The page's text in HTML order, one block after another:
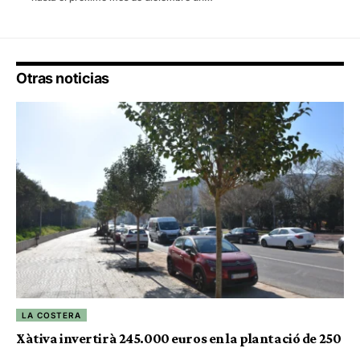
Otras noticias
LA COSTERA
Xàtiva invertirà 245.000 euros en la plantació de 250